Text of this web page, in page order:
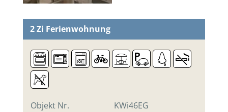
2 Zi Ferienwohnung
Objekt Nr.
KWi46EG